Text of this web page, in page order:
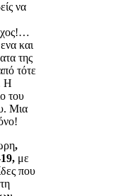
να
και
της
τότε
Η
του
Μια
,
με
που